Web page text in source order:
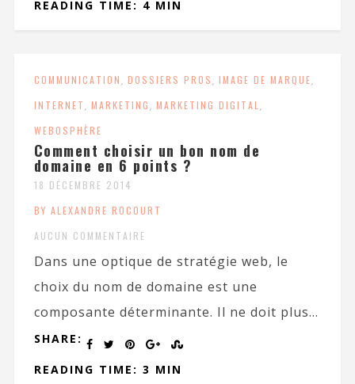
READING TIME: 4 MIN
COMMUNICATION DOSSIERS PROS IMAGE DE MARQUE
INTERNET MARKETING MARKETING DIGITAL
WEBOSPHÈRE
Comment choisir un bon nom de
domaine en 6 points ?
18 DÉCEMBRE 2014
BY ALEXANDRE ROCOURT
AUCUN COMMENTAIRE
Dans une optique de stratégie web, le
choix du nom de domaine est une
composante déterminante. Il ne doit plus...
SHARE:
READING TIME: 3 MIN